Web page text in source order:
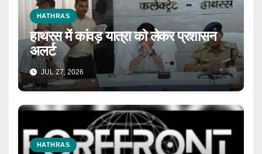
HATHRAS
हाथरस में कांवड़ यात्रा को लेकर प्रशासन
अलर्ट
JUL 27, 2026
HATHRAS